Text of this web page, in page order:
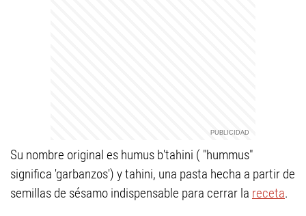
Su nombre original es humus b'tahini ( "hummus"
significa 'garbanzos') y tahini, una pasta hecha a partir de
semillas de sésamo indispensable para cerrar la receta.